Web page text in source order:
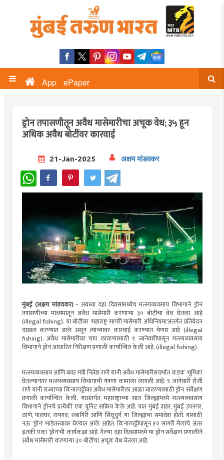
App ePaper
ड्रोन तपासणीतून अवैध मासेमारीचा अचूक वेध; ३५ हून
अधिक अवैध बोटींवर कारवाई
21-Jan-2025 अक्षय मांडवकर
WhatsApp
मुंबई (अक्षय मांडवकर) - अवघ्या दहा दिवसांमध्येच मत्स्यव्यवसाय विभागाने ड्रोन
तपासणीच्या माध्यमातून अवैध मासेमारी करणाऱ्या ३० बोटींचा वेध घेतला आहे
(illegal fishing). या बोटींवर 'महाराष्ट्र सागरी मासेमारी अधिनियमा'अंतर्गत प्रतिवेदन
दाखल करण्यात आले असून त्यांच्यावर कारवाई करण्यात येणार आहे (illegal
fishing). अवैध मासेमारीवर चाप लावण्यासाठी ९ जानेवारीपासून मत्स्यव्यवसाय
विभागाने ड्रोन आधारित निरीक्षण प्रणाली कार्यान्वित केली आहे. (illegal fishing)
मत्स्यव्यवसाय आणि बंदर मंत्री नितेश राणे यांनी अवैध मासेमारीसंदर्भात कडक भूमिका
घेतल्यानंतर मत्स्यव्यवसाय विभागाची यंत्रणा कामाला लागली आहे. ९ जानेवारी रोजी
राणे यांनी राज्याच्या किनारपट्टीवर अवैध मासेमारीला आळा घालण्यासाठी ड्रोन सर्वेक्षण
प्रणाली कार्यान्वित केली. याअंतर्गत महाराष्ट्राच्या सात जिल्ह्यांमध्ये मत्स्यव्यवसाय
विभागाने ड्रोनचे प्रत्येकी एक युनिट सक्रिय केले आहे. यात मुंबई शहर, मुंबई उपनगर,
ठाणे, पालघर, रायगड, रत्नागिरी आणि सिंधुदुर्ग या जिल्ह्यांचा समावेश होतो. यासाठी
नऊ ‘ड्रोन’ भाडेतत्त्वावर घेण्यात आले आहेत. किनारपट्टीपासून १२ सागरी मैलांचे अंतर
इतकी एका ’ड्रोन’ची कार्यकक्षा आहे. गेल्या दहा दिवसांमध्ये या ड्रोन सर्वेक्षण प्रणालीने
अवैध मासेमारी करणाऱ्या ३० बोटींचा अचूक वेध घेतला आहे.